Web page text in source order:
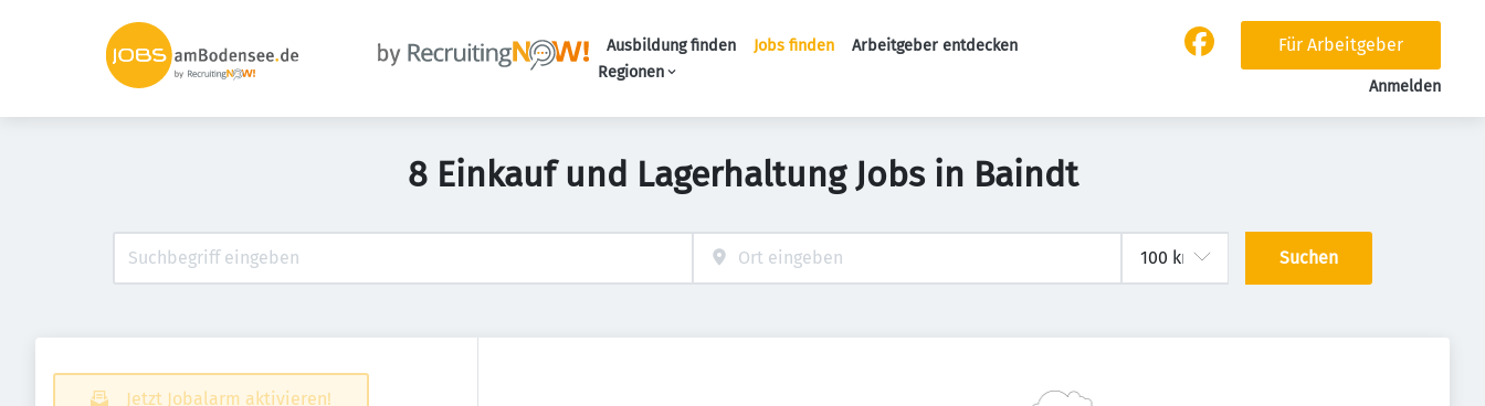
Ausbildung finden Jobs finden
Arbeitgeber entdecken
Regionen
Für Arbeitgeber
Anmelden
8 Einkauf und Lagerhaltung Jobs in Baindt
Suchen
Jetzt Jobalarm aktivieren!